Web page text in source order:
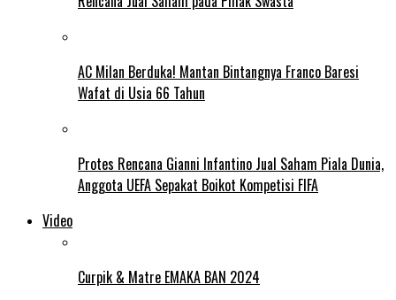
AC Milan Berduka! Mantan Bintangnya Franco Baresi
Wafat di Usia 66 Tahun
Protes Rencana Gianni Infantino Jual Saham Piala Dunia,
Anggota UEFA Sepakat Boikot Kompetisi FIFA
Video
Curpik & Matre EMAKA BAN 2024